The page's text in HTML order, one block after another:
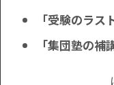
「受験のラス
「集団塾の補